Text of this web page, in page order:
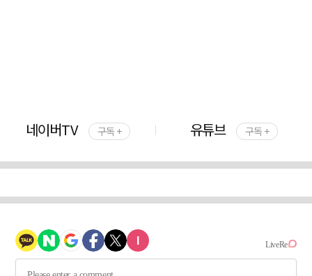
네이버TV 구독 + 유튜브 구독 +